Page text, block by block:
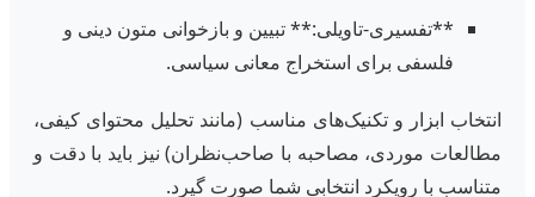
**تفسیری-تاویلی:** تبیین و بازخوانی متون دینی و
فلسفی برای استخراج معانی سیاسی.
انتخاب ابزار و تکنیک‌های مناسب (مانند تحلیل محتوای کیفی،
مطالعات موردی، مصاحبه با صاحب‌نظران) نیز باید با دقت و
متناسب با رویکرد انتخابی شما صورت گیرد.